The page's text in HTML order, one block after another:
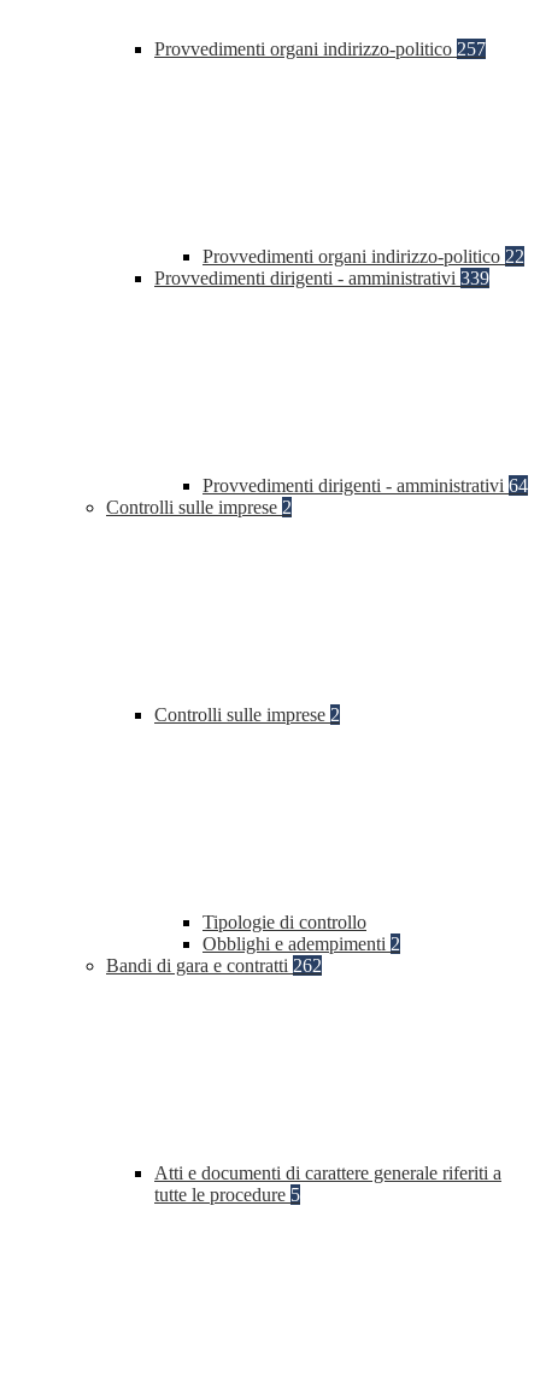
Provvedimenti organi indirizzo-politico 257
Provvedimenti organi indirizzo-politico 22
Provvedimenti dirigenti - amministrativi 339
Provvedimenti dirigenti - amministrativi 64
Controlli sulle imprese 2
Controlli sulle imprese 2
Tipologie di controllo
Obblighi e adempimenti 2
Bandi di gara e contratti 262
Atti e documenti di carattere generale riferiti a
tutte le procedure 5